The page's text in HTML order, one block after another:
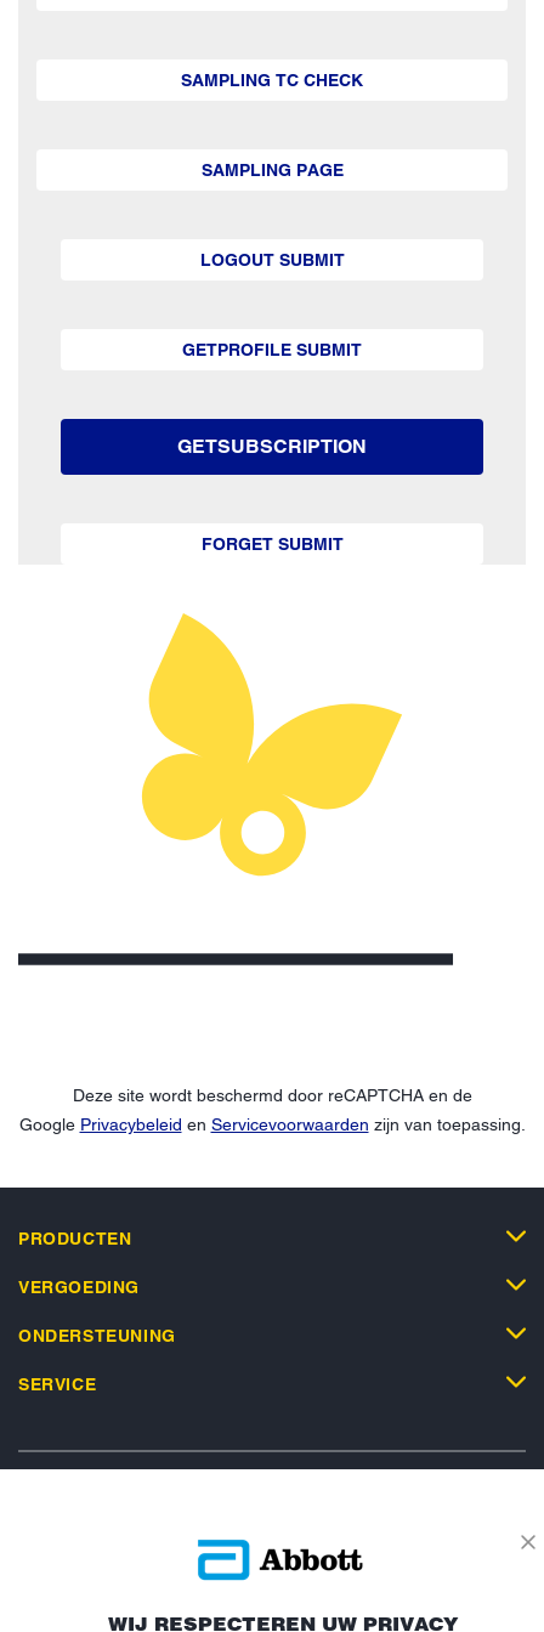
SAMPLING TC CHECK
SAMPLING PAGE
LOGOUT SUBMIT
GETPROFILE SUBMIT
GETSUBSCRIPTION
FORGET SUBMIT
Deze site wordt beschermd door reCAPTCHA en de
Google Privacybeleid en Servicevoorwaarden zijn van toepassing.
PRODUCTEN
VERGOEDING
ONDERSTEUNING
SERVICE
Actievoorwaarden
Algemene Voorwaarden
WIJ RESPECTEREN UW PRIVACY